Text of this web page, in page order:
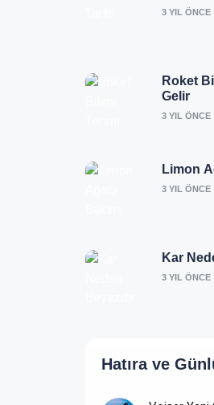
3 YIL ÖNCE
Roket
Gelir
3 YIL ÖNCE
Limon
3 YIL ÖNCE
Kar
3 YIL ÖNCE
Hatıra ve